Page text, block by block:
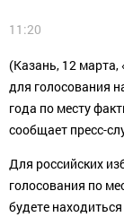
11:20
(Казань, 12
для голосования
года по месту
сообщает пресс-
Для российских
голосования по
будете